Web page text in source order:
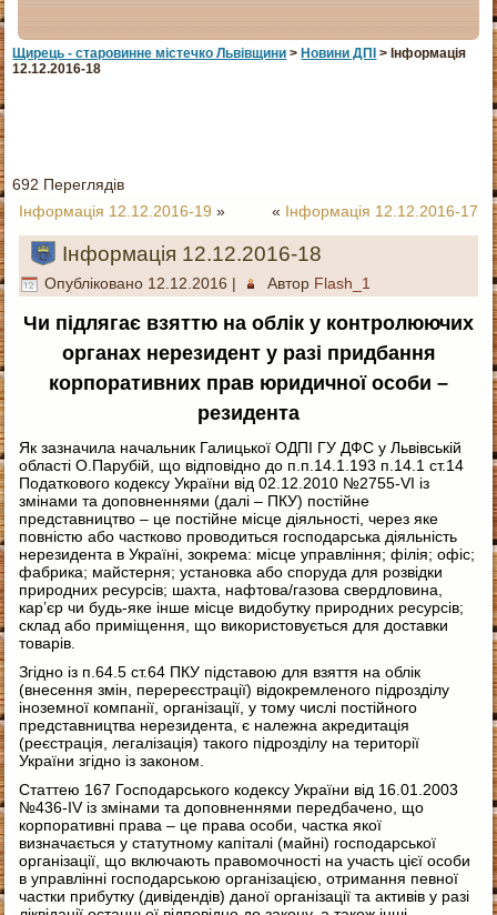
Щирець - старовинне мiстечко Львiвщини >Новини ДПІ > Інформація
12.12.2016-18
692 Переглядів
Інформація 12.12.2016-19 » « Інформація 12.12.2016-17
Інформація 12.12.2016-18
Опубліковано 12.12.2016 | Автор Flash_1
Чи підлягає взяттю на облік у контролюючих
органах нерезидент у разі придбання
корпоративних прав юридичної особи –
резидента
Як зазначила начальник Галицької ОДПІ ГУ ДФС у Львівській
області О.Парубій, що відповідно до п.п.14.1.193 п.14.1 ст.14
Податкового кодексу України від 02.12.2010 №2755-VI із
змінами та доповненнями (далі – ПКУ) постійне
представництво – це постійне місце діяльності, через яке
повністю або частково проводиться господарська діяльність
нерезидента в Україні, зокрема: місце управління; філія; офіс;
фабрика; майстерня; установка або споруда для розвідки
природних ресурсів; шахта, нафтова/газова свердловина,
кар’єр чи будь-яке інше місце видобутку природних ресурсів;
склад або приміщення, що використовується для доставки
товарів.
Згідно із п.64.5 ст.64 ПКУ підставою для взяття на облік
(внесення змін, перереєстрації) відокремленого підрозділу
іноземної компанії, організації, у тому числі постійного
представництва нерезидента, є належна акредитація
(реєстрація, легалізація) такого підрозділу на території
України згідно із законом.
Статтею 167 Господарського кодексу України від 16.01.2003
№436-IV із змінами та доповненнями передбачено, що
корпоративні права – це права особи, частка якої
визначається у статутному капіталі (майні) господарської
організації, що включають правомочності на участь цієї особи
в управлінні господарською організацією, отримання певної
частки прибутку (дивідендів) даної організації та активів у разі